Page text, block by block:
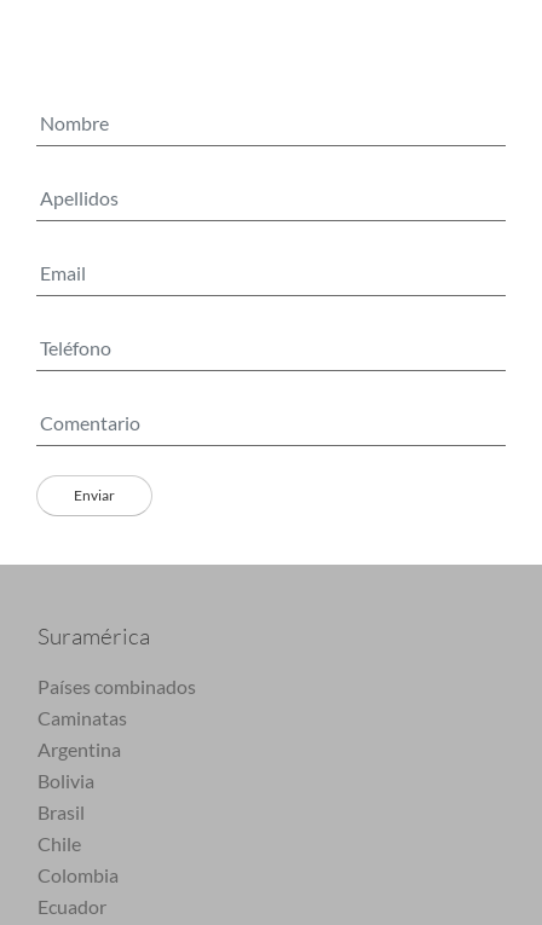
Suramérica
Países combinados
Caminatas
Argentina
Bolivia
Brasil
Chile
Colombia
Ecuador